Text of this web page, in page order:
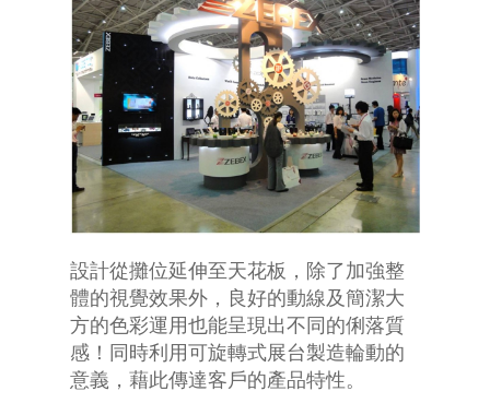
設計從攤位延伸至天花板，除了加強整
體的視覺效果外，良好的動線及簡潔大
方的色彩運用也能呈現出不同的俐落質
感！同時利用可旋轉式展台製造輪動的
意義，藉此傳達客戶的產品特性。